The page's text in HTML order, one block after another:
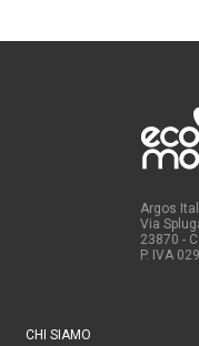
Argos
Via
23870 -
P. IVA
CHI SIAMO